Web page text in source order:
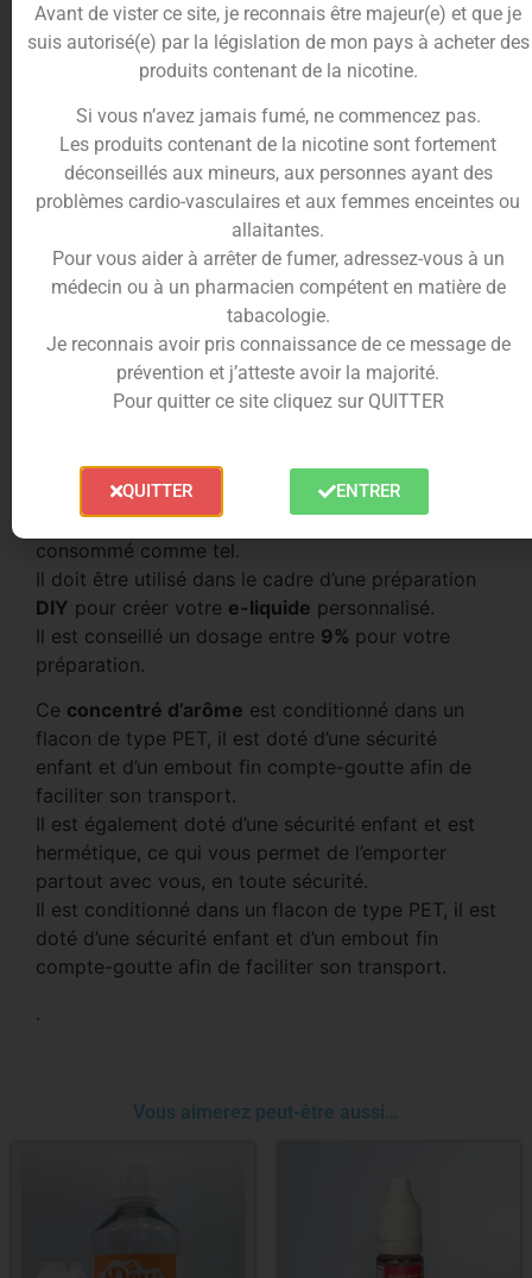
allié à votre base PG/VG vous procura une
fraîcheur fruitée percutante !
Conditionnement du concentré
Uraken 30ml
Prêt pour le combat ?
Rejoignez l’équipe des Fighter Fuel avec ces
concentrés
très inspirés de la célèbre série de
jeux vidéo.
concentré Uraken est à base de fraise
, ultra frais en bouche !
arôme DIY Uraken est conditionné dans une fiole
30mlet est fabriqué en France
Il se compose d’arômes alimentaires et de
L’arôme Uraken 30ml
doit impérativement être
dilué dans une base PG/VG et ne peut pas être
consommé comme tel.
Il doit être utilisé dans le cadre d’une préparation
DIY pour créer votre e-liquide personnalisé.
Il est conseillé un dosage entre 9% pour votre
préparation.
Ce concentré d’arôme est conditionné dans un
flacon de type PET, il est doté d’une sécurité
enfant et d’un embout fin compte-goutte afin de
faciliter son transport.
Il est également doté d’une sécurité enfant et est
hermétique, ce qui vous permet de l’emporter
partout avec vous, en toute sécurité.
Il est conditionné dans un flacon de type PET, il est
doté d’une sécurité enfant et d’un embout fin
compte-goutte afin de faciliter son transport.
.
Vous aimerez peut-être aussi…
Avant de vister ce site, je reconnais être majeur(e) et que je
suis autorisé(e) par la législation de mon pays à acheter des
produits contenant de la nicotine.
Si vous n’avez jamais fumé, ne commencez pas.
Les produits contenant de la nicotine sont fortement
déconseillés aux mineurs, aux personnes ayant des
problèmes cardio-vasculaires et aux femmes enceintes ou
allaitantes.
Pour vous aider à arrêter de fumer, adressez-vous à un
médecin ou à un pharmacien compétent en matière de
tabacologie.
Je reconnais avoir pris connaissance de ce message de
prévention et j’atteste avoir la majorité.
Pour quitter ce site cliquez sur QUITTER
QUITTER ENTRER